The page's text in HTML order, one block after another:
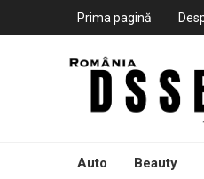
Prima pagină
Auto Beauty